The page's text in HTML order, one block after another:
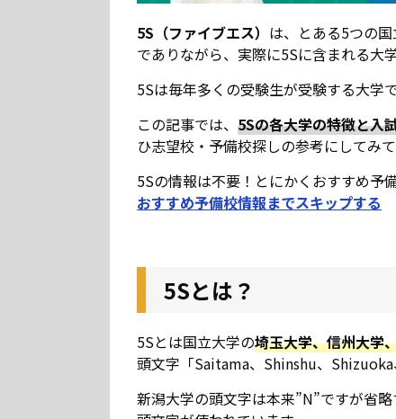
5S（ファイブエス） は、とある5つの
でありながら、実際に5Sに含まれる大
5Sは毎年多くの受験生が受験する大学
この記事では、 5Sの各大学の特徴と入
ひ志望校・予備校探しの参考にしてみて
5Sの情報は不要！とにかくおすすめ予
おすすめ予備校情報までスキップする
5Sとは？
5Sとは国立大学の埼玉大学、信州大学
頭文字「Saitama、Shinshu、Shizuoka
新潟大学の頭文字は本来”N”ですが省